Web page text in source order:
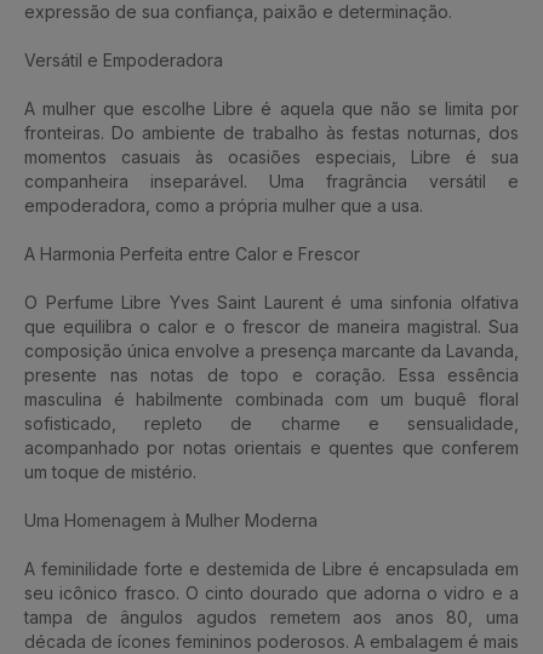
expressão de sua confiança, paixão e determinação.
Versátil e Empoderadora
A mulher que escolhe Libre é aquela que não se limita por
fronteiras. Do ambiente de trabalho às festas noturnas, dos
momentos casuais às ocasiões especiais, Libre é sua
companheira inseparável. Uma fragrância versátil e
empoderadora, como a própria mulher que a usa.
A Harmonia Perfeita entre Calor e Frescor
O Perfume Libre Yves Saint Laurent é uma sinfonia olfativa
que equilibra o calor e o frescor de maneira magistral. Sua
composição única envolve a presença marcante da Lavanda,
presente nas notas de topo e coração. Essa essência
masculina é habilmente combinada com um buquê floral
sofisticado, repleto de charme e sensualidade,
acompanhado por notas orientais e quentes que conferem
um toque de mistério.
Uma Homenagem à Mulher Moderna
A feminilidade forte e destemida de Libre é encapsulada em
seu icônico frasco. O cinto dourado que adorna o vidro e a
tampa de ângulos agudos remetem aos anos 80, uma
década de ícones femininos poderosos. A embalagem é mais